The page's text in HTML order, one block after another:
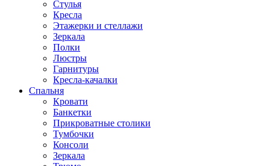
Стулья
Кресла
Этажерки и стеллажи
Зеркала
Полки
Люстры
Гарнитуры
Кресла-качалки
Спальня
Кровати
Банкетки
Прикроватные столики
Тумбочки
Консоли
Зеркала